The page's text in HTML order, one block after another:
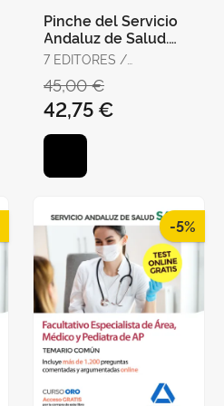
Pinche del Servicio
Andaluz de Salud.
Temario Específico
7 EDITORES /
JOSÉ MANUEL /
SERRANO BARCENA,
ANA MARÍA /
GONZÁLEZ CABALLERO,
45,00 €
42,75 €
-5%